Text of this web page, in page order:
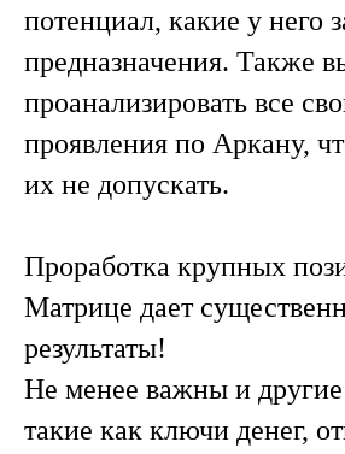
потенциал, какие у него
предназначения. Также
проанализировать все
проявления по Аркану,
их не допускать.
Проработка крупных
Матрице дает
результаты!
Не менее важны и
такие как ключи денег,